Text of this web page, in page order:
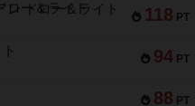
118 PT
ドロー＆ライト
94 PT
88 PT